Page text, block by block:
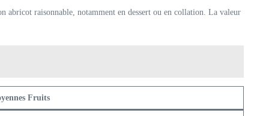
abricot raisonnable, notamment en dessert ou en collation. La valeur
Fruits